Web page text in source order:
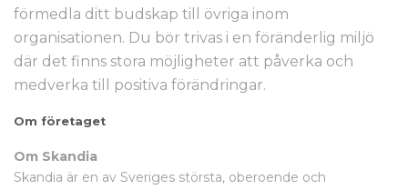
förmedla ditt budskap till övriga inom
organisationen. Du bör trivas i en föränderlig miljö
där det finns stora möjligheter att påverka och
medverka till positiva förändringar.
Om företaget
Om Skandia
Skandia är en av Sveriges största, oberoende och